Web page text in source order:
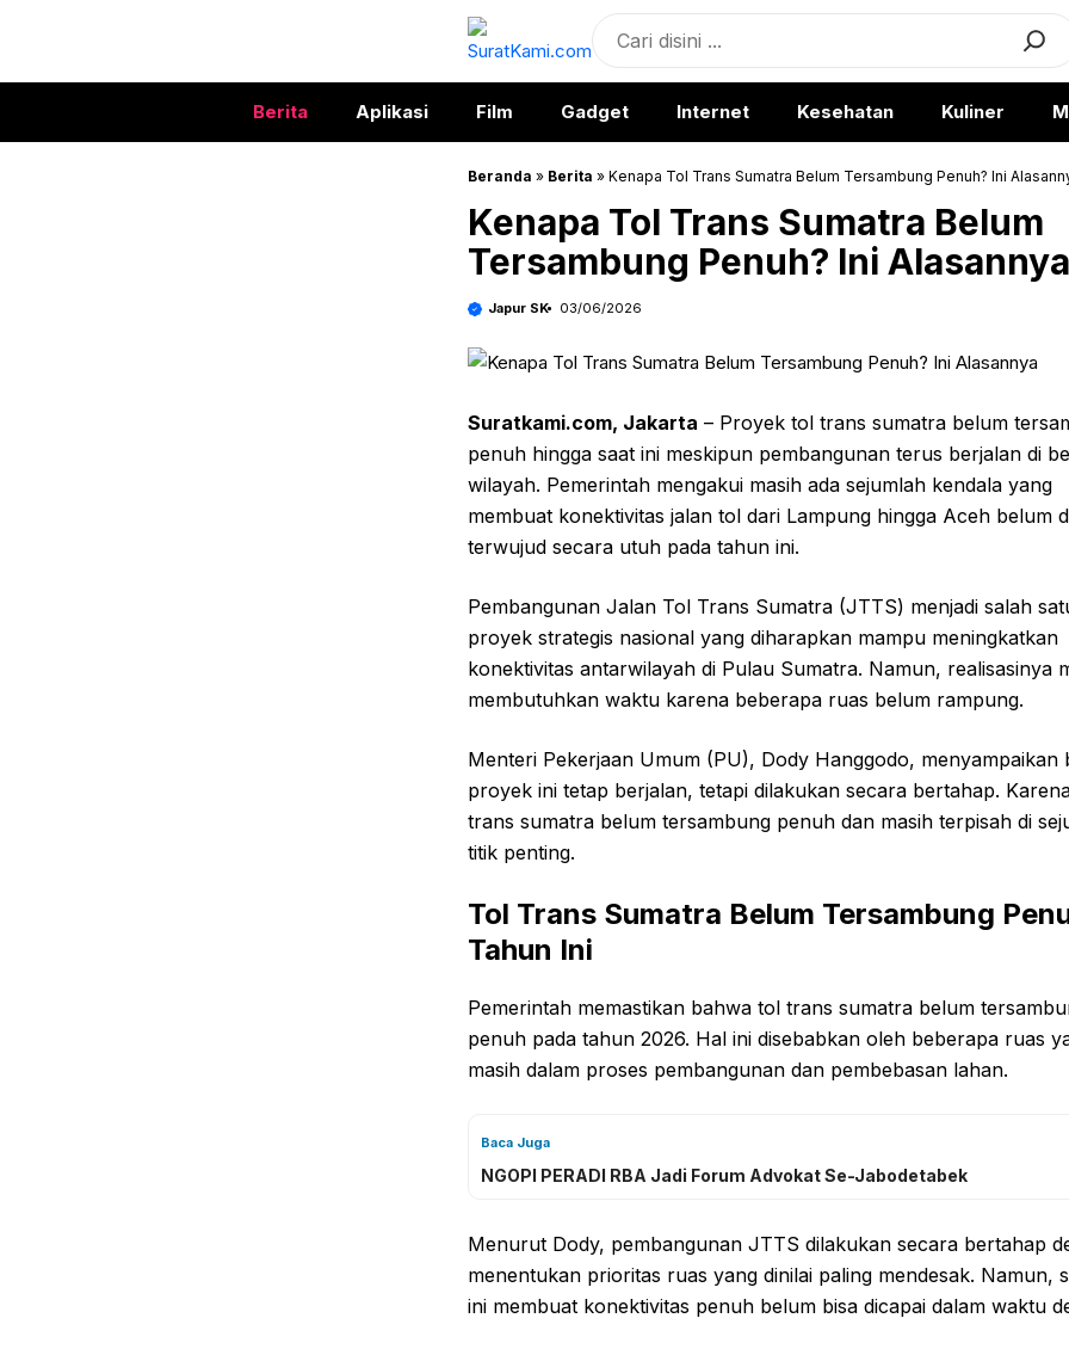
Search
Berita Aplikasi Film Gadget Internet Kesehatan Kuliner
Beranda » Berita » Kenapa Tol Trans Sumatra Belum Tersambung Penuh? Ini
Kenapa Tol Trans Sumatra Belum
Tersambung Penuh? Ini Alasannya
Japur SK 03/06/2026
Suratkami.com, Jakarta – Proyek tol trans sumatra belum
penuh hingga saat ini meskipun pembangunan terus berjalan di
wilayah. Pemerintah mengakui masih ada sejumlah kendala yang
membuat konektivitas jalan tol dari Lampung hingga Aceh belum
terwujud secara utuh pada tahun ini.
Pembangunan Jalan Tol Trans Sumatra (JTTS) menjadi salah
proyek strategis nasional yang diharapkan mampu meningkatkan
konektivitas antarwilayah di Pulau Sumatra. Namun, realisasinya
membutuhkan waktu karena beberapa ruas belum rampung.
Menteri Pekerjaan Umum (PU), Dody Hanggodo, menyampaikan
proyek ini tetap berjalan, tetapi dilakukan secara bertahap.
trans sumatra belum tersambung penuh dan masih terpisah di
titik penting.
Tol Trans Sumatra Belum Tersambung
Tahun Ini
Pemerintah memastikan bahwa tol trans sumatra belum
penuh pada tahun 2026. Hal ini disebabkan oleh beberapa ruas
masih dalam proses pembangunan dan pembebasan lahan.
Baca Juga
NGOPI PERADI RBA Jadi Forum Advokat Se-Jabodetabek
Menurut Dody, pembangunan JTTS dilakukan secara bertahap
menentukan prioritas ruas yang dinilai paling mendesak. Namun,
ini membuat konektivitas penuh belum bisa dicapai dalam waktu